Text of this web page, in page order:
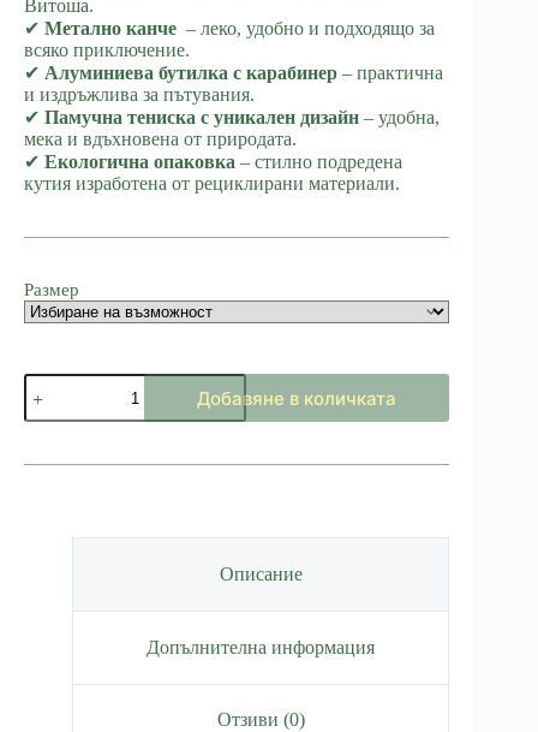
Витоша.
✔ Метално канче – леко, удобно и подходящо за
всяко приключение.
✔ Алуминиева бутилка с карабинер – практична
и издръжлива за пътувания.
✔ Памучна тениска с уникален дизайн – удобна,
мека и вдъхновена от природата.
✔ Екологична опаковка – стилно подредена
кутия изработена от рециклирани материали.
Размер
количество
за
Подаръчна
Витоша
Добавяне в количката
Описание
Допълнителна информация
Отзиви (0)